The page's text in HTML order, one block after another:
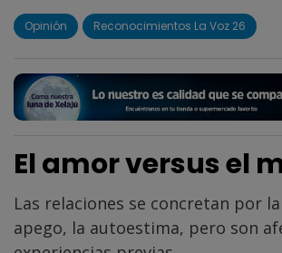
Opinión Reconocimientos La Voz 26
El amor versus el
Las relaciones se concretan por
apego, la autoestima, pero son